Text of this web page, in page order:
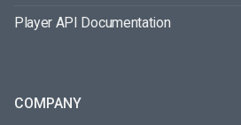
Player API Documentation
COMPANY